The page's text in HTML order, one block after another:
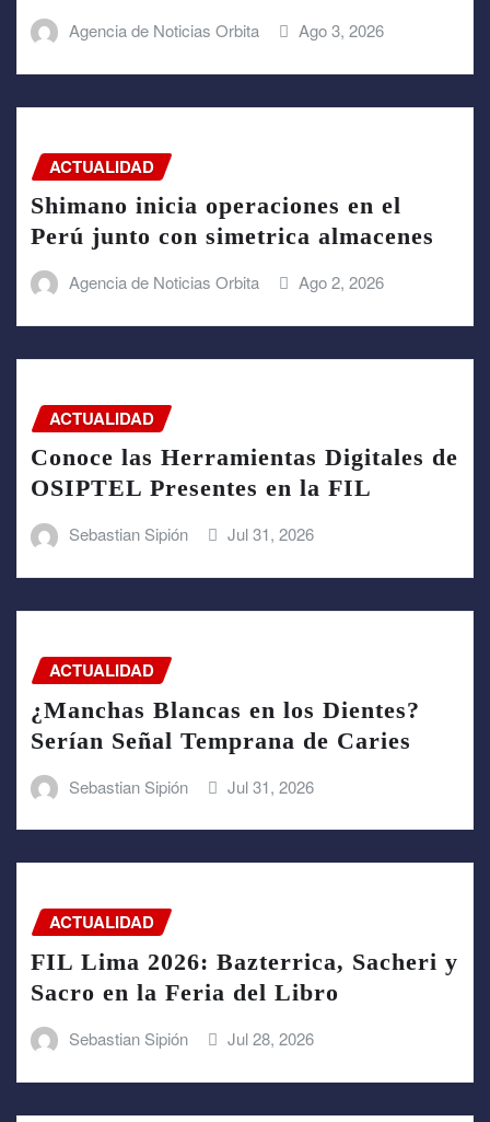
Agencia de Noticias Orbita Ago 3, 2026
ACTUALIDAD
Shimano inicia operaciones en el
Perú junto con simetrica almacenes
Agencia de Noticias Orbita Ago 2, 2026
ACTUALIDAD
Conoce las Herramientas Digitales de
OSIPTEL Presentes en la FIL
Sebastian Sipión Jul 31, 2026
ACTUALIDAD
¿Manchas Blancas en los Dientes?
Serían Señal Temprana de Caries
Sebastian Sipión Jul 31, 2026
ACTUALIDAD
FIL Lima 2026: Bazterrica, Sacheri y
Sacro en la Feria del Libro
Sebastian Sipión Jul 28, 2026